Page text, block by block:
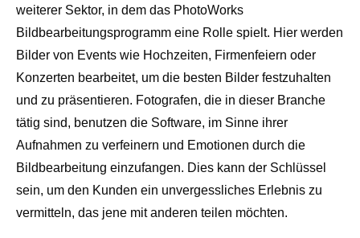
weiterer Sektor, in dem das PhotoWorks
Bildbearbeitungsprogramm eine Rolle spielt. Hier werden
Bilder von Events wie Hochzeiten, Firmenfeiern oder
Konzerten bearbeitet, um die besten Bilder festzuhalten
und zu präsentieren. Fotografen, die in dieser Branche
tätig sind, benutzen die Software, im Sinne ihrer
Aufnahmen zu verfeinern und Emotionen durch die
Bildbearbeitung einzufangen. Dies kann der Schlüssel
sein, um den Kunden ein unvergessliches Erlebnis zu
vermitteln, das jene mit anderen teilen möchten.